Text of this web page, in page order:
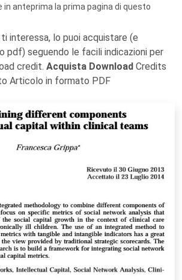
in anteprima la prima pagina di questo
interessa, lo puoi acquistare (e
pdf) seguendo le facili indicazioni per
credit. Acquista Download Credits
Articolo in formato PDF